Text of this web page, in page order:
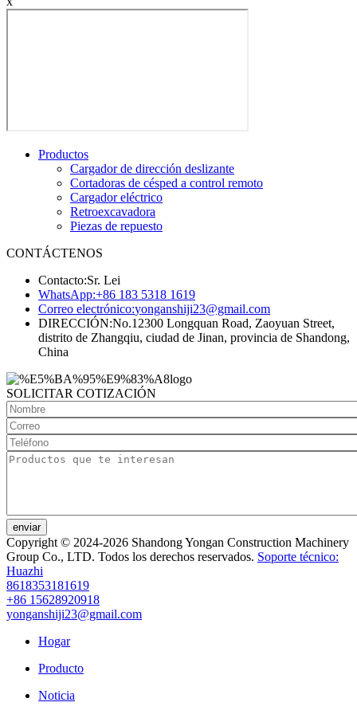
Productos
Cargador de dirección deslizante
Cortadoras de césped a control remoto
Cargador eléctrico
Retroexcavadora
Piezas de repuesto
CONTÁCTENOS
Contacto:Sr. Lei
WhatsApp:+86 183 5318 1619
Correo electrónico:yonganshiji23@gmail.com
DIRECCIÓN:No.12300 Longquan Road, Zaoyuan Street,
distrito de Zhangqiu, ciudad de Jinan, provincia de Shandong,
China
SOLICITAR COTIZACIÓN
enviar
Copyright © 2024-2026 Shandong Yongan Construction Machinery
Group Co., LTD. Todos los derechos reservados. Soporte técnico:
Huazhi
8618353181619
+86 15628920918
yonganshiji23@gmail.com
Hogar
Producto
Noticia